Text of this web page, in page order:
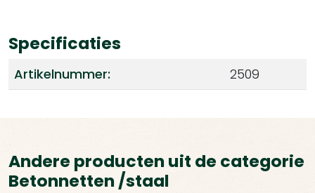
Specificaties
Artikelnummer: 2509
Andere producten uit de categorie
Betonnetten /staal